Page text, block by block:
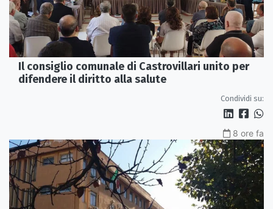
Il consiglio comunale di Castrovillari unito per
difendere il diritto alla salute
Condividi su:
8 ore fa